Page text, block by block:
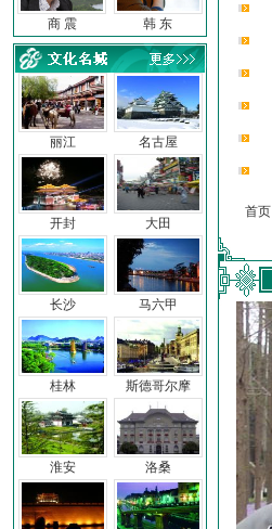
商 震 韩 东
丽江
开封
长沙
桂林
淮安
名古屋
大田
马六甲
斯德哥尔摩
洛桑
首